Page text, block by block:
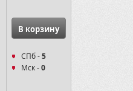
В корзину
СПб -5
Мск -0